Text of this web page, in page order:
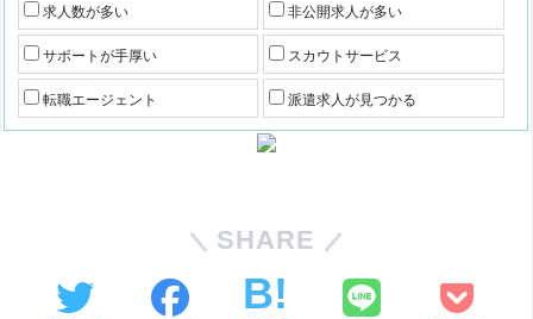
求人数が多い 非公開求人が多い
サポートが手厚い スカウトサービス
転職エージェント 派遣求人が見つかる
SHARE